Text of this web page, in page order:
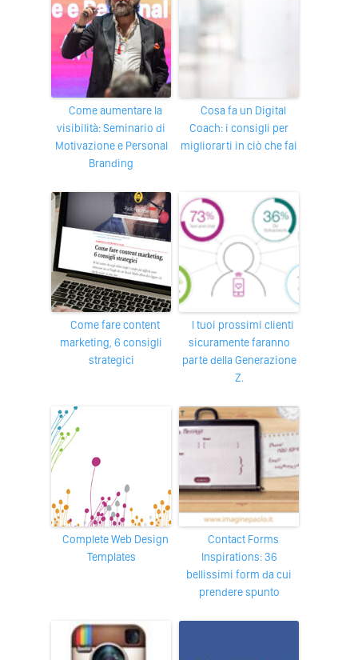
Come aumentare la
visibilità: Seminario di
Motivazione e Personal
Branding
Cosa fa un Digital
Coach: i consigli per
migliorarti in ciò che fai
Come fare content
marketing, 6 consigli
strategici
I tuoi prossimi clienti
sicuramente faranno
parte della Generazione
Z.
Complete Web Design
Templates
Contact Forms
Inspirations: 36
bellissimi form da cui
prendere spunto